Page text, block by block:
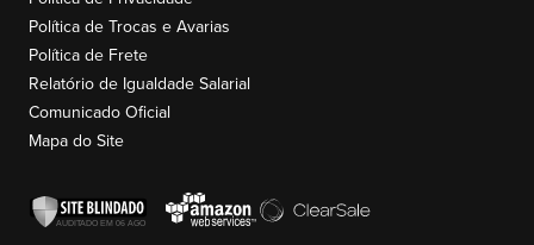
Política de Trocas e Avarias
Política de Frete
Relatório de Igualdade Salarial
Comunicado Oficial
Mapa do Site